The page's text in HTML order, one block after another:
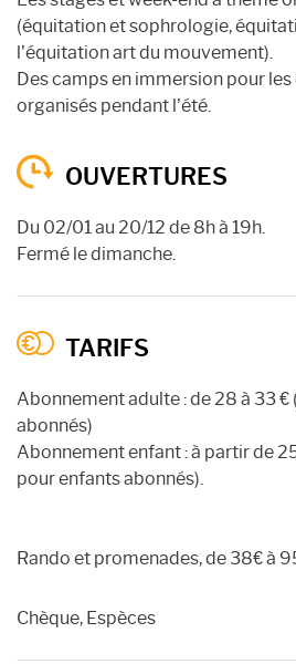
(équitation et sophrologie,
l’équitation art du mouvement).
Des camps en immersion pour
organisés pendant l’été.
OUVERTURES
Du 02/01 au 20/12 de 8h à 19h.
Fermé le dimanche.
TARIFS
Abonnement adulte : de 28 à 33
abonnés)
Abonnement enfant : à partir de
pour enfants abonnés).
Rando et promenades, de 38€ à
Chèque, Espèces